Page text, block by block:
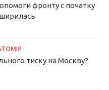
фронту с початку
тиску на Москву?